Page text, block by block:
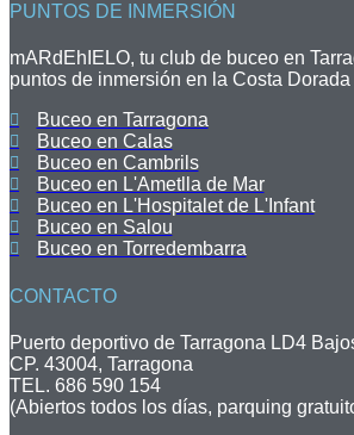
PUNTOS DE INMERSIÓN
mARdEhIELO, tu club de buceo en
puntos de inmersión en la Costa
Buceo en Tarragona
Buceo en Calas
Buceo en Cambrils
Buceo en L'Ametlla de Mar
Buceo en L'Hospitalet de L'Infant
Buceo en Salou
Buceo en Torredembarra
CONTACTO
Puerto deportivo de Tarragona LD4
CP. 43004, Tarragona
TEL. 686 590 154
(Abiertos todos los días, parquing